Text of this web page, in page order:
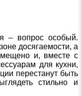
– вопрос особый.
досягаемости, а
и, вместе с
для кухни,
перестанут быть
стильно и